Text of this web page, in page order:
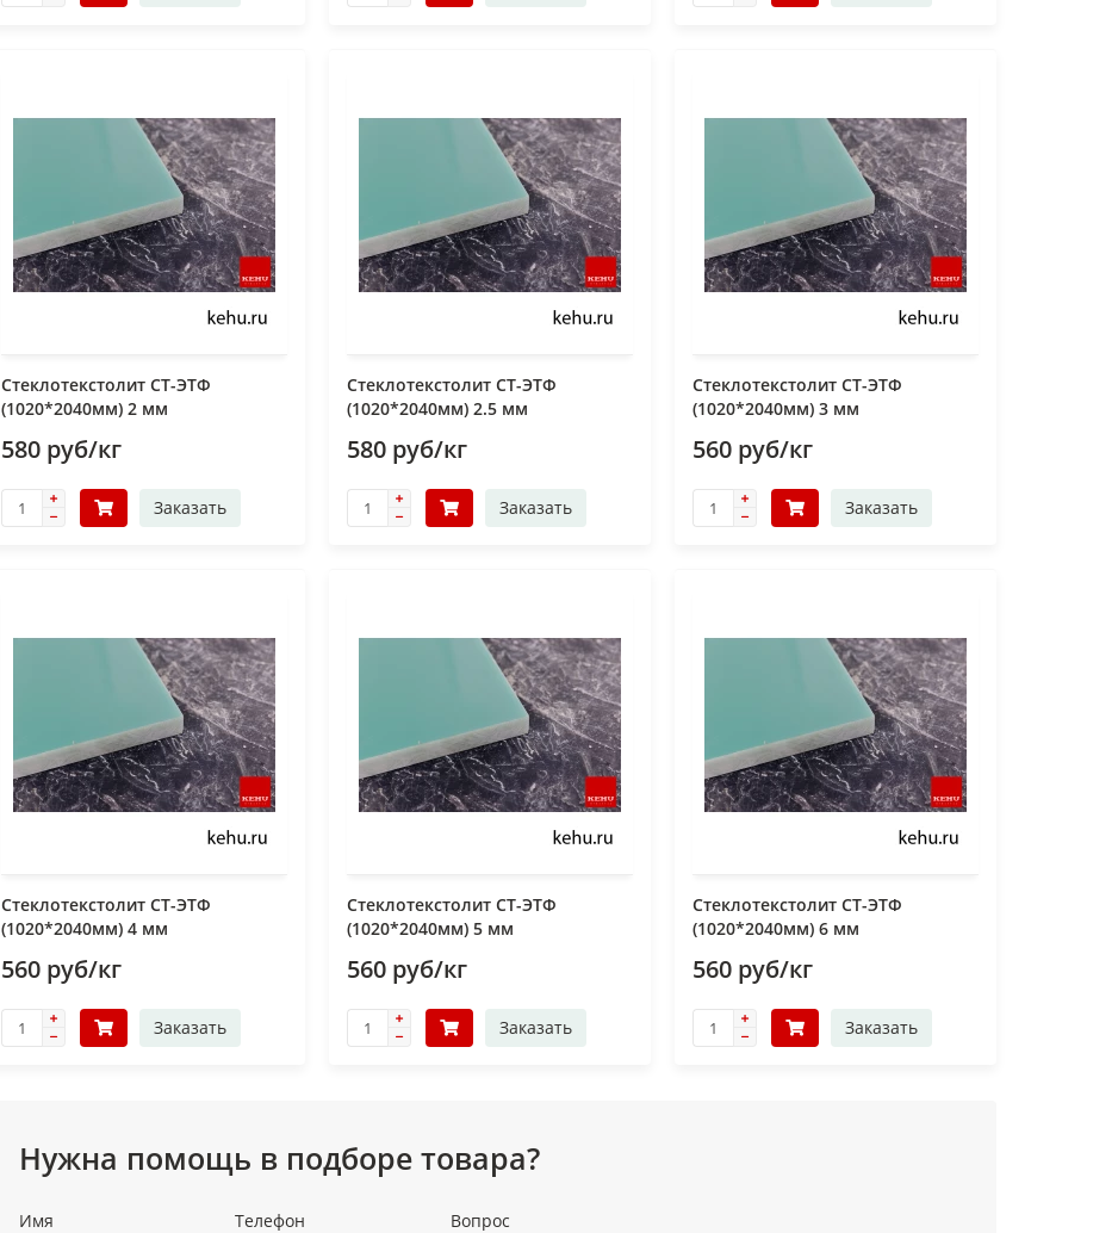
Стеклотекстолит СТ-ЭТФ
(1020*2040мм) 2 мм
580 руб/кг
Заказать
Стеклотекстолит СТ-ЭТФ
(1020*2040мм) 2.5 мм
580 руб/кг
Заказать
Стеклотекстолит СТ-ЭТФ
(1020*2040мм) 3 мм
560 руб/кг
Заказать
Стеклотекстолит СТ-ЭТФ
(1020*2040мм) 4 мм
560 руб/кг
Заказать
Стеклотекстолит СТ-ЭТФ
(1020*2040мм) 5 мм
560 руб/кг
Заказать
Стеклотекстолит СТ-ЭТФ
(1020*2040мм) 6 мм
560 руб/кг
Заказать
Нужна помощь в подборе товара?
Имя Телефон
Вопрос